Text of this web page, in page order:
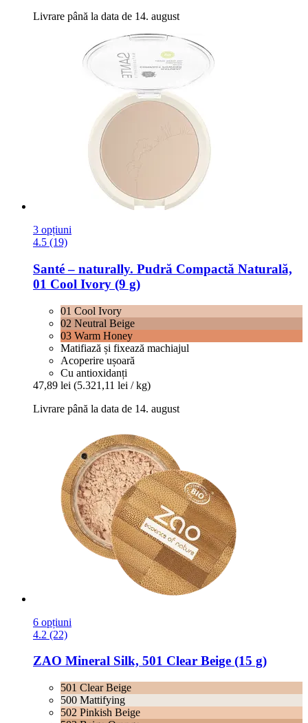
Livrare până la data de 14. august
3 opțiuni
4.5 (19)
Santé – naturally. Pudră Compactă Naturală,
01 Cool Ivory (9 g)
01 Cool Ivory
02 Neutral Beige
03 Warm Honey
Matifiază și fixează machiajul
Acoperire ușoară
Cu antioxidanți
47,89 lei (5.321,11 lei / kg)
Livrare până la data de 14. august
6 opțiuni
4.2 (22)
ZAO Mineral Silk, 501 Clear Beige (15 g)
501 Clear Beige
500 Mattifying
502 Pinkish Beige